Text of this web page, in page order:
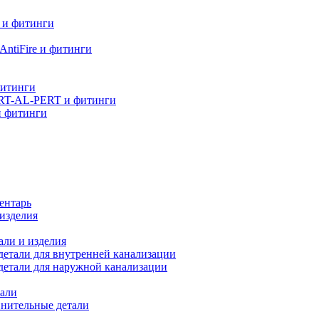
фитинги
и фитинги
AL-PERT и фитинги
фитинги
и изделия
для внутренней канализации
для наружной канализации
детали